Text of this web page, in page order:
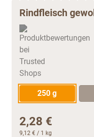
Rindfleisch
250 g
2,28 €
9,12 € / 1 kg